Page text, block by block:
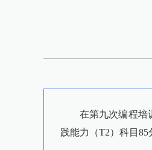
在第九次编程培
践能力（T2）科目85